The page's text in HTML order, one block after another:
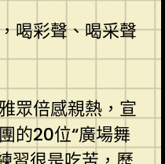
喝彩聲、喝采聲
眾倍感親熱，宣
的20位“廣場舞